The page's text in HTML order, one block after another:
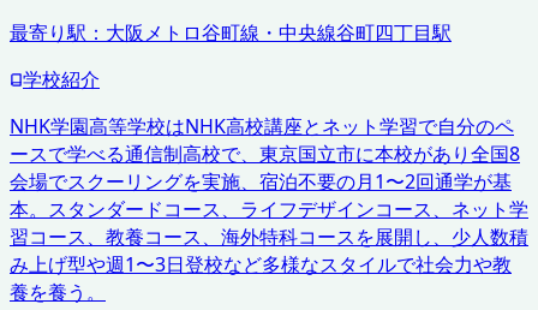
最寄り駅： 大阪メトロ谷町線・中央線谷町四丁目駅
学校紹介
NHK学園高等学校はNHK高校講座とネット学習で自分のペ
ースで学べる通信制高校で、東京国立市に本校があり全国8
会場でスクーリングを実施、宿泊不要の月1〜2回通学が基
本。スタンダードコース、ライフデザインコース、ネット学
習コース、教養コース、海外特科コースを展開し、少人数積
み上げ型や週1〜3日登校など多様なスタイルで社会力や教
養を養う。